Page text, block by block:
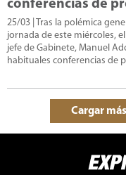
conferencias de
25/03 | Tras la polémica
jornada de este miércoles,
jefe de Gabinete, Manuel
habituales conferencias de
Cargar